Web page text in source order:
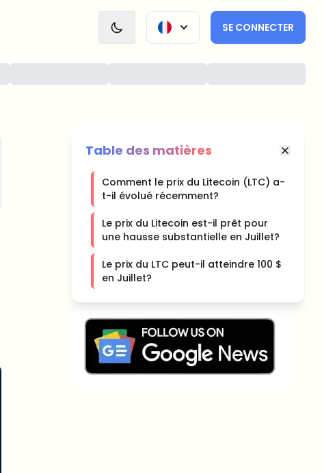
SE CONNECTER
Table des matières
Comment le prix du Litecoin (LTC) a-
t-il évolué récemment?
Le prix du Litecoin est-il prêt pour
une hausse substantielle en Juillet?
Le prix du LTC peut-il atteindre 100 $
en Juillet?